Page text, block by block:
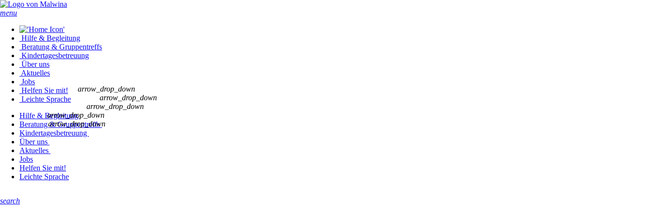
menu
Hilfe & Begleitung
Beratung & Gruppentreffs
Kindertages­betreuung
Über uns
Aktuelles
Jobs
Helfen Sie mit!
Leichte Sprache
Hilfe & Begleitung
arrow_drop_down
Beratung & Gruppentreffs
arrow_drop_down
Kindertages­betreuung
arrow_drop_down
Über uns
arrow_drop_down
Aktuelles
arrow_drop_down
Jobs
Helfen Sie mit!
Leichte Sprache
search